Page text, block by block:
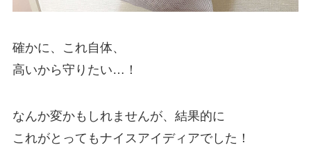
確かに、これ自体、
高いから守りたい…！
なんか変かもしれませんが、結果的に
これがとってもナイスアイディアでした！